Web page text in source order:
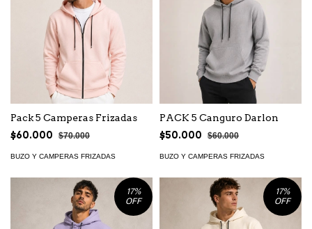
Pack 5 Camperas Frizadas
$60.000
$70.000
BUZO Y CAMPERAS FRIZADAS
PACK 5 Canguro Darlon
$50.000
$60.000
BUZO Y CAMPERAS FRIZADAS
17%
OFF
17%
OFF